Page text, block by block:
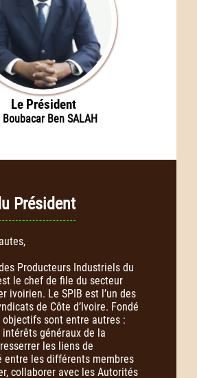
Le Président
Boubacar Ben SALAH
Président
Producteurs Industriels du
le chef de file du secteur
ivoirien. Le SPIB est l’un des
de Côte d’Ivoire. Fondé
objectifs sont entre autres :
généraux de la
les liens de
entre les différents membres
collaborer avec les Autorités